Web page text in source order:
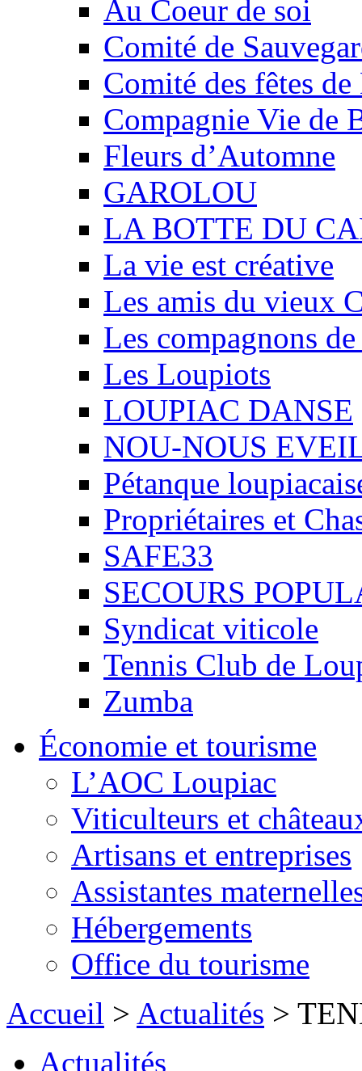
Au Coeur de soi
Comité de
Comité des fêtes
Compagnie Vie de
Fleurs d’Automne
GAROLOU
LA BOTTE DU
La vie est créative
Les amis du vieux
Les compagnons
Les Loupiots
LOUPIAC DANSE
NOU-NOUS
Pétanque
Propriétaires et
SAFE33
SECOURS
Syndicat viticole
Tennis Club de
Zumba
Économie et tourisme
L’AOC Loupiac
Viticulteurs et
Artisans et entreprises
Assistantes
Hébergements
Office du tourisme
Accueil > Actualités >
Actualités